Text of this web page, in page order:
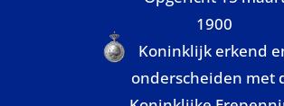
1900
Koninklijk erkend
onderscheiden met